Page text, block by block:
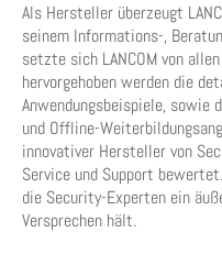
Als Hersteller überzeugt
seinem Informations-,
setzte sich LANCOM von
hervorgehoben werden die
Anwendungsbeispiele, sowie
und Offline-
innovativer Hersteller von
Service und Support
die Security-Experten ein
Versprechen hält.